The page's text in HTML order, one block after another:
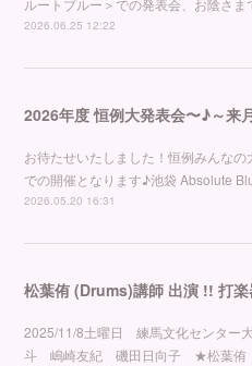
ルートブルー＞での発表会、お陰さま
2026.06.25 12:22
2026年度 恒例大発表会〜♪～来
お待たせいたしました！恒例みんな
での開催となります♪池袋 Absolute
2026.05.20 16:31
2025/11/8土曜日 練馬文化センター
斗 嶋崎友紀 磯田日向子 ★松葉侑